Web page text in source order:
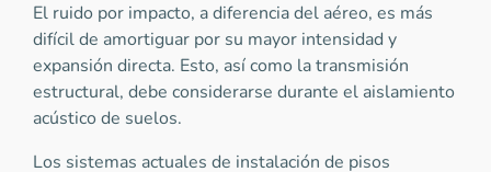
El ruido por impacto, a diferencia del aéreo, es más
difícil de amortiguar por su mayor intensidad y
expansión directa. Esto, así como la transmisión
estructural, debe considerarse durante el aislamiento
acústico de suelos.
Los sistemas actuales de instalación de pisos